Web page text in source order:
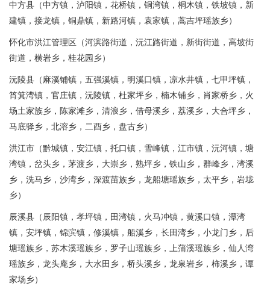
中方县（中方镇，泸阳镇，花桥镇，铜湾镇，桐木镇，铁坡镇，新
建镇，接龙镇，铜鼎镇，新路河镇，袁家镇，蒿吉坪瑶族乡）
怀化市洪江管理区（河滨路街道，沅江路街道，新街街道，高坡街
街道，横岩乡，桂花园乡）
沅陵县（麻溪铺镇，五强溪镇，明溪口镇，凉水井镇，七甲坪镇，
筲箕湾镇，官庄镇，沅陵镇，杜家坪乡，楠木铺乡，肖家桥乡，火
场土家族乡，陈家滩乡，清浪乡，借母溪乡，荔溪乡，大合坪乡，
马底驿乡，北溶乡，二酉乡，盘古乡）
洪江市（黔城镇，安江镇，托口镇，雪峰镇，江市镇，沅河镇，塘
湾镇，岔头乡，茅渡乡，大崇乡，熟坪乡，铁山乡，群峰乡，湾溪
乡，洗马乡，沙湾乡，深渡苗族乡，龙船塘瑶族乡，太平乡，岩垅
乡）
辰溪县（辰阳镇，孝坪镇，田湾镇，火马冲镇，黄溪口镇，潭湾
镇，安坪镇，锦滨镇，修溪镇，船溪乡，长田湾乡，小龙门乡，后
塘瑶族乡，苏木溪瑶族乡，罗子山瑶族乡，上蒲溪瑶族乡，仙人湾
瑶族乡，龙头庵乡，大水田乡，桥头溪乡，龙泉岩乡，柿溪乡，谭
家场乡）